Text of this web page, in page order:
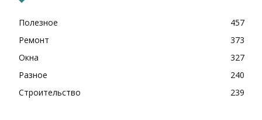
Полезное
457
Ремонт
373
Окна
327
Разное
240
Строительство
239